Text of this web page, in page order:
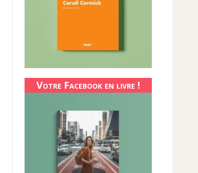
Votre Facebook en livre !